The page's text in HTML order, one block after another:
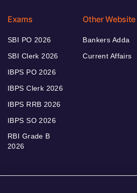
Exams
SBI PO 2026
SBI Clerk 2026
IBPS PO 2026
IBPS Clerk 2026
IBPS RRB 2026
IBPS SO 2026
RBI Grade B
2026
Other Website
Bankers Adda
Current Affairs